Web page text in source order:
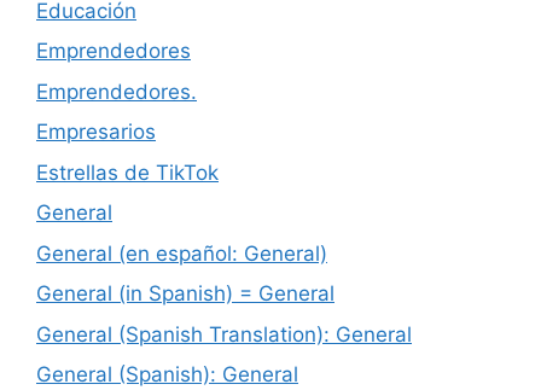
Educación
Emprendedores
Emprendedores.
Empresarios
Estrellas de TikTok
General
General (en español: General)
General (in Spanish) = General
General (Spanish Translation): General
General (Spanish): General